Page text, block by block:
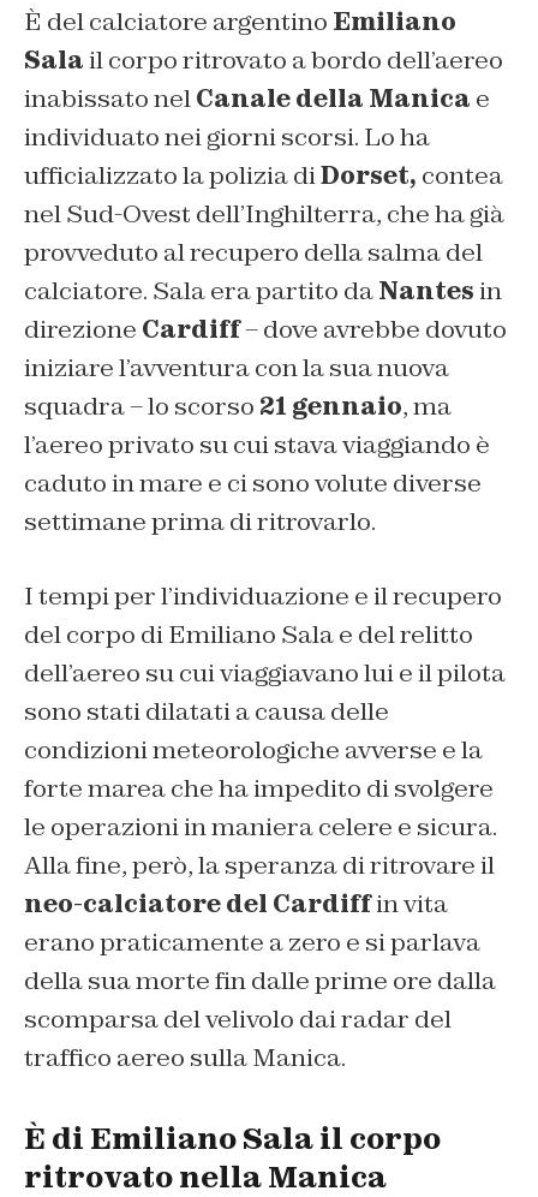
È del calciatore argentino Emiliano
Salail corpo ritrovato a bordo dell’aereo
inabissato nelCanale della Manica e
individuato nei giorni scorsi. Lo ha
ufficializzato la polizia diDorset, contea
nel Sud-Ovest dell’Inghilterra, che ha già
provveduto al recupero della salma del
calciatore. Sala era partito daNantesin
direzione Cardiff– dove avrebbe dovuto
iniziare l’avventura con la sua nuova
squadra – lo scorso 21 gennaio, ma
l’aereo privato su cui stava viaggiando è
caduto in mare e ci sono volute diverse
settimane prima di ritrovarlo.
I tempi per l’individuazione e il recupero
del corpo di Emiliano Sala e del relitto
dell’aereo su cui viaggiavano lui e il pilota
sono stati dilatati a causa delle
condizioni meteorologiche avverse e la
forte marea che ha impedito di svolgere
le operazioni in maniera celere e sicura.
Alla fine, però, la speranza di ritrovare il
neo-calciatore del Cardiffin vita
erano praticamente a zero e si parlava
della sua morte fin dalle prime ore dalla
scomparsa del velivolo dai radar del
traffico aereo sulla Manica.
È di Emiliano Sala il corpo
ritrovato nella Manica